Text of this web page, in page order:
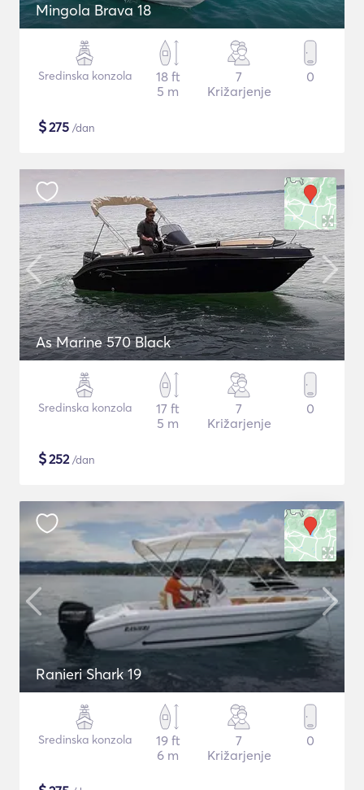
Mingola Brava 18
Sredinska konzola
18 ft
5 m
7
Križarjenje
0
$275 /dan
As Marine 570 Black
Sredinska konzola
17 ft
5 m
7
Križarjenje
0
$252/dan
Ranieri Shark 19
Sredinska konzola
19 ft
6 m
7
Križarjenje
0